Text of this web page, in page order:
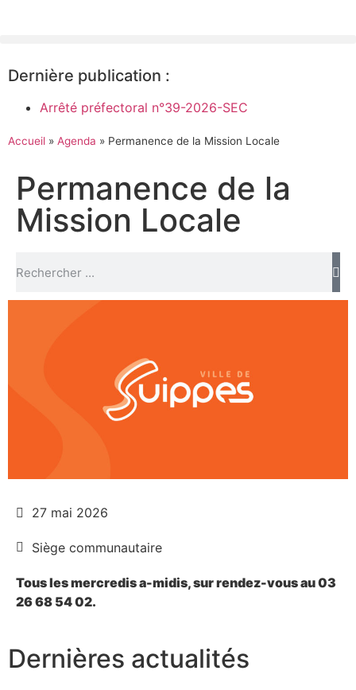
Dernière publication :
Arrêté préfectoral n°39-2026-SEC
Accueil » Agenda » Permanence de la Mission Locale
Permanence de la
Mission Locale
Tous les mercredis a-midis, sur rendez-vous au 03
26 68 54 02.
27 mai 2026
Siège communautaire
Dernières actualités